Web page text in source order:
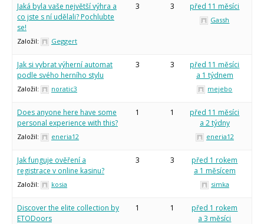
Jaká byla vaše největší výhra a
co jste s ní udělali? Pochlubte
se!
Založil: Geggert
3 3 před 11 měsíci
Gassh
Jak si vybrat výherní automat
podle svého herního stylu
Založil: noratic3
3 3
před 11 měsíci
a 1 týdnem
mejebo
Does anyone here have some
personal experience with this?
Založil: eneria12
1 1
před 11 měsíci
a 2 týdny
eneria12
Jak funguje ověření a
registrace v online kasinu?
Založil: kosia
3 3
před 1 rokem
a 1 měsícem
simka
Discover the elite collection by
ETODoors
1 1
před 1 rokem
a 3 měsíci